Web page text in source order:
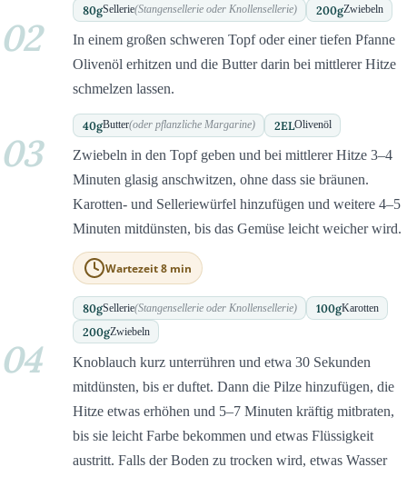
80gSellerie(Stangensellerie oder Knollensellerie) 200gZwiebeln
02
In einem großen schweren Topf oder einer tiefen Pfanne
Olivenöl erhitzen und die Butter darin bei mittlerer Hitze
schmelzen lassen.
40gButter(oder pflanzliche Margarine) 2ELOlivenöl
03
Zwiebeln in den Topf geben und bei mittlerer Hitze 3–4
Minuten glasig anschwitzen, ohne dass sie bräunen.
Karotten- und Selleriewürfel hinzufügen und weitere 4–5
Minuten mitdünsten, bis das Gemüse leicht weicher wird.
Wartezeit 8 min
80gSellerie(Stangensellerie oder Knollensellerie) 100gKarotten
200gZwiebeln
04
Knoblauch kurz unterrühren und etwa 30 Sekunden
mitdünsten, bis er duftet. Dann die Pilze hinzufügen, die
Hitze etwas erhöhen und 5–7 Minuten kräftig mitbraten,
bis sie leicht Farbe bekommen und etwas Flüssigkeit
austritt. Falls der Boden zu trocken wird, etwas Wasser